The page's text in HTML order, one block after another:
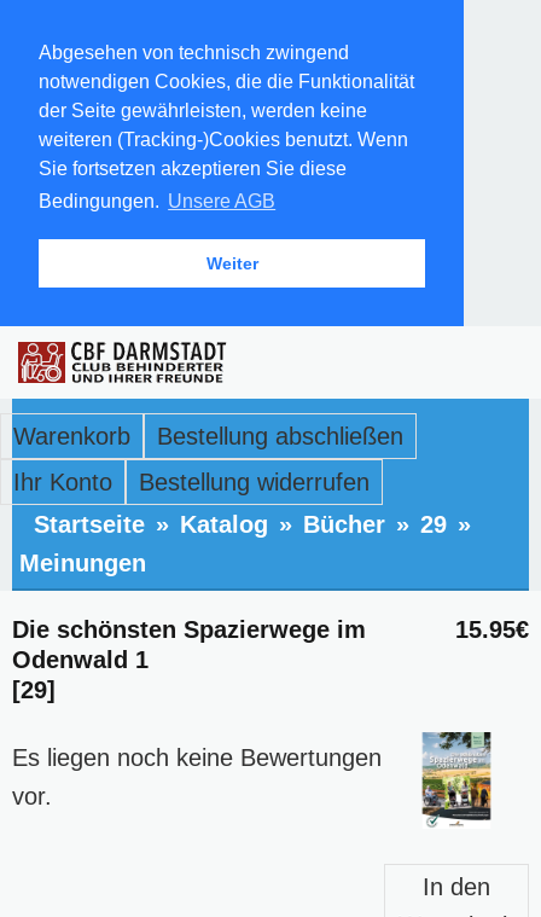
Abgesehen von technisch zwingend
notwendigen Cookies, die die Funktionalität
der Seite gewährleisten, werden keine
weiteren (Tracking-)Cookies benutzt. Wenn
Sie fortsetzen akzeptieren Sie diese
Bedingungen. Unsere AGB
Weiter
Warenkorb
Bestellung abschließen
Ihr Konto
Bestellung widerrufen
Startseite » Katalog » Bücher » 29 »
Meinungen
15.95€
Die schönsten Spazierwege im
Odenwald 1
[29]
In den
Es liegen noch keine Bewertungen
vor.